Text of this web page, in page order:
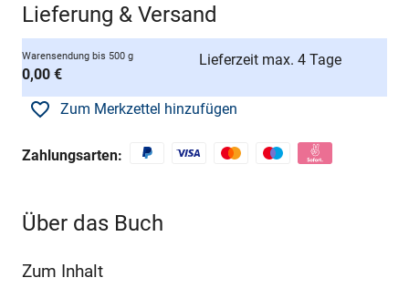
Lieferung & Versand
Warensendung bis 500 g
0,00 €
Lieferzeit max. 4 Tage
Zum Merkzettel hinzufügen
Zahlungsarten:
Über das Buch
Zum Inhalt